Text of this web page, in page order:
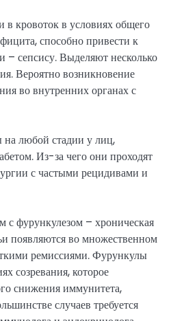
кровоток в условиях общего
способно привести к
– сепсису. Выделяют несколько
Вероятно возникновение
во внутренних органах с
любой стадии у лиц,
Из-за чего они проходят
с частыми рецидивами и
с фурункулезом – хроническая
появляются во множественном
ремиссиями. Фурункулы
созревания, которое
снижения иммунитета,
случаев требуется